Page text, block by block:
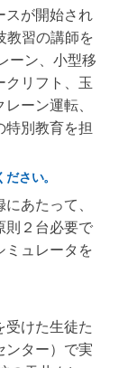
スが開始され
教習の講師を
ーン、小型移
クリフト、玉
ーン運転、
特別教育を担
さい。
あたって、
則２台必要で
ミュレータを
受けた生徒た
ンター）で実